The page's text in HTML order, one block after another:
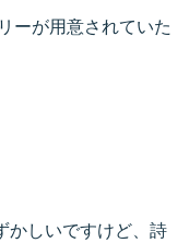
ーが用意されていた
かしいですけど、詩